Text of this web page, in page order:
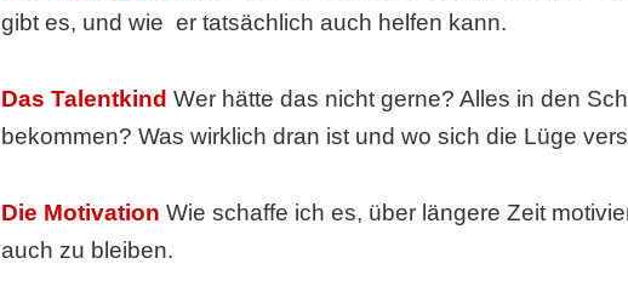
gibt es, und wie er tatsächlich auch helfen kann.
Das Talentkind Wer hätte das nicht gerne? Alles in den
bekommen? Was wirklich dran ist und wo sich die Lüge
Die Motivation Wie schaffe ich es, über längere Zeit
auch zu bleiben.